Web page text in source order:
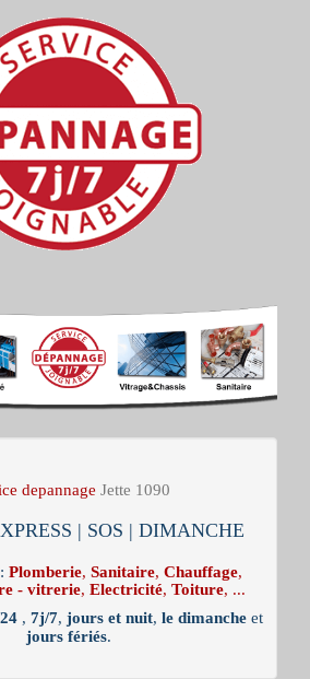
depannage Jette 1090
| SOS | DIMANCHE
Plomberie, Sanitaire, Chauffage,
- vitrerie, Electricité, Toiture, ...
, 7j/7, jours et nuit, le dimancheet
jours fériés.